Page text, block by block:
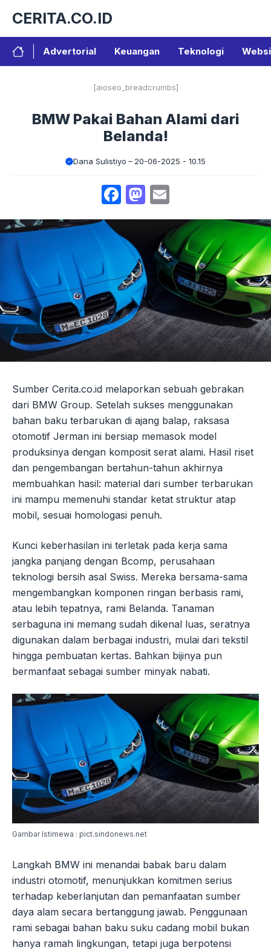
isi
CERITA.CO.ID
Advertorial Keuangan Teknologi
[aioseo_breadcrumbs]
BMW Pakai Bahan Alami dari
Belanda!
Dana Sulistiyo 20-06-2025 - 10.15
Facebook
Mastodon
Sumber Cerita.co.id melaporkan sebuah gebrakan
dari BMW Group. Setelah sukses menggunakan
bahan baku terbarukan di ajang balap, raksasa
otomotif Jerman ini bersiap memasok model
produksinya dengan komposit serat alami. Hasil riset
dan pengembangan bertahun-tahun akhirnya
membuahkan hasil: material dari sumber terbarukan
ini mampu memenuhi standar ketat struktur atap
mobil, sesuai homologasi penuh.
Kunci keberhasilan ini terletak pada kerja sama
jangka panjang dengan Bcomp, perusahaan
teknologi bersih asal Swiss. Mereka bersama-sama
mengembangkan komponen ringan berbasis rami,
atau lebih tepatnya, rami Belanda. Tanaman
serbaguna ini memang sudah dikenal luas, seratnya
digunakan dalam berbagai industri, mulai dari tekstil
hingga pembuatan kertas. Bahkan bijinya pun
bermanfaat sebagai sumber minyak nabati.
Gambar Istimewa : pict.sindonews.net
Langkah BMW ini menandai babak baru dalam
industri otomotif, menunjukkan komitmen serius
terhadap keberlanjutan dan pemanfaatan sumber
daya alam secara bertanggung jawab. Penggunaan
rami sebagai bahan baku suku cadang mobil bukan
hanya ramah lingkungan, tetapi juga berpotensi